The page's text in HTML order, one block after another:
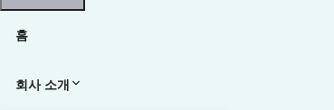
홈
회사 소개